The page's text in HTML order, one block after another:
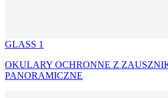
GLASS 1
OKULARY OCHRONNE Z
PANORAMICZNE